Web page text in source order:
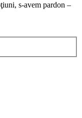
s-avem pardon –